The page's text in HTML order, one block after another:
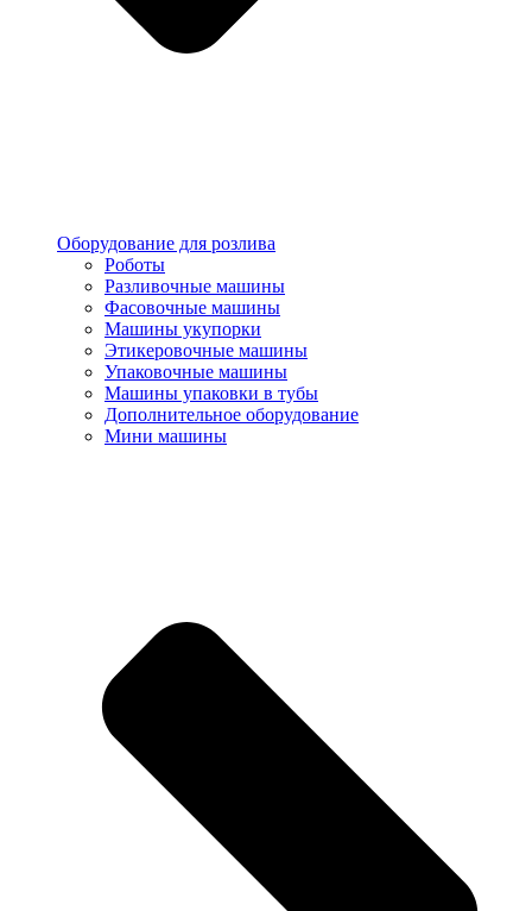
Оборудование для розлива
Роботы
Разливочные машины
Фасовочные машины
Машины укупорки
Этикеровочные машины
Упаковочные машины
Машины упаковки в тубы
Дополнительное оборудование
Мини машины